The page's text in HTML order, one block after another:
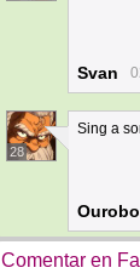
Svan
28
Sing a
Comentar en